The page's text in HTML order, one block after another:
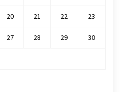
20 21 22 23
27 28 29 30